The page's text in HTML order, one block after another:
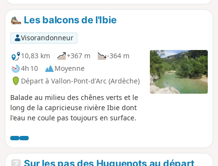
Les balcons de l'Ibie
Visorandonneur
10,83 km
+367 m
-364 m
4h 10
Moyenne
Départ à Vallon-Pont-d'Arc (Ardèche)
Balade au milieu des chênes verts et le
long de la capricieuse rivière Ibie dont
l'eau ne coule pas toujours en surface.
Sur les pas des Huguenots au départ